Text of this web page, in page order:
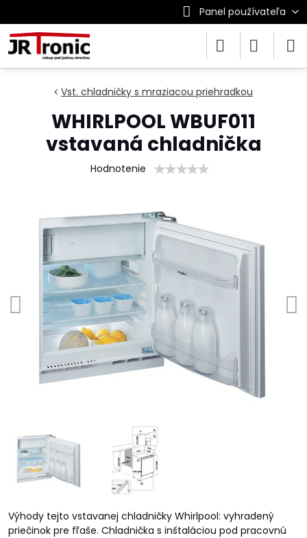
Panel používateľa
Vst. chladničky s mraziacou priehradkou
WHIRLPOOL WBUF011
vstavaná chladnička
Hodnotenie
Výhody tejto vstavanej chladničky Whirlpool: vyhradený
priečinok pre fľaše. Chladnička s inštaláciou pod pracovnú